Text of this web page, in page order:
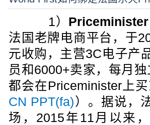
1） Priceminister
法国老牌电商平台，于
元收购，主营3C电子产
员和6000+卖家，每月
都会在Priceminister上
CN PPT(fa) ）。据说，
场，2015年11月以来